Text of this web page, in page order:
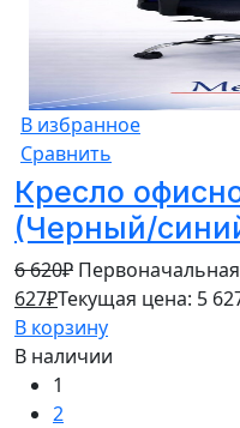
В избранное
Сравнить
Кресло
(Черный/
6 620₽
627₽Текущая цена: 5
В корзину
В наличии
1
2